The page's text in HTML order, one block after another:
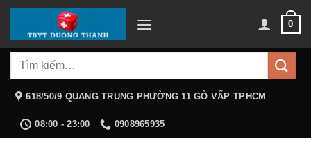
Chuyển
nội
dung
0
Tìm
618/50/9 QUANG TRUNG PHƯỜNG 11 GÒ VẤP TPHCM
08:00 - 23:00 0908965935